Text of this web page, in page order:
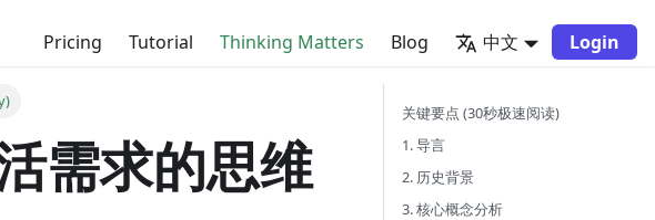
Pricing Tutorial Thinking Matters Blog 中文 Login
需求的思维
关键要点 (30秒极速阅读)
1. 导言
2. 历史背景
3. 核心概念分析